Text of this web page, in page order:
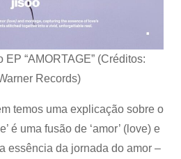
“AMORTAGE” (Créditos:
Records)
temos uma explicação sobre o
é uma fusão de ‘amor’ (love) e
essência da jornada do amor –